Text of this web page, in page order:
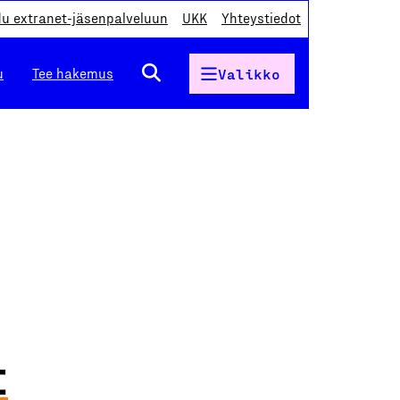
extranet-jäsenpalveluun UKK Yhteystiedot
Tee hakemus Valikko